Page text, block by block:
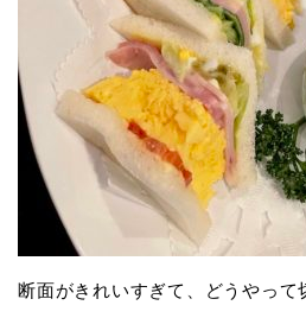
断面がきれいすぎて、どうやって